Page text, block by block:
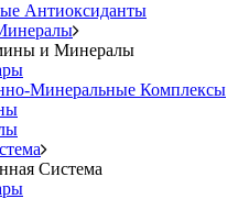
Антиоксиданты
и Минералы
Минеральные Комплексы
Система